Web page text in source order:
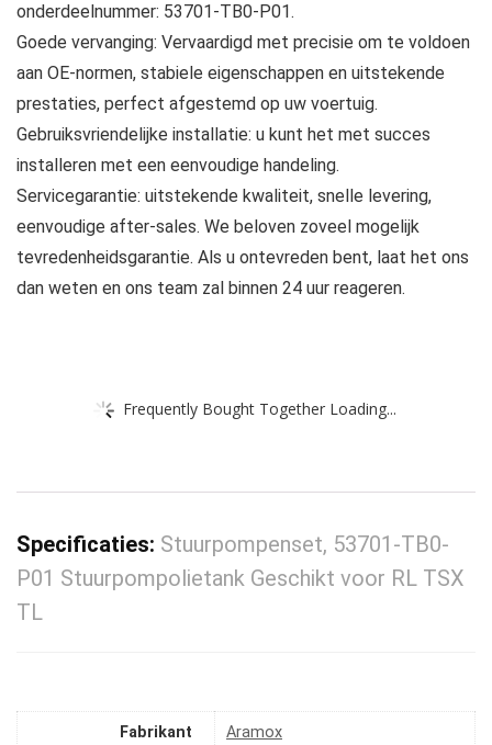
onderdeelnummer: 53701-TB0-P01.
Goede vervanging: Vervaardigd met precisie om te voldoen
aan OE-normen, stabiele eigenschappen en uitstekende
prestaties, perfect afgestemd op uw voertuig.
Gebruiksvriendelijke installatie: u kunt het met succes
installeren met een eenvoudige handeling.
Servicegarantie: uitstekende kwaliteit, snelle levering,
eenvoudige after-sales. We beloven zoveel mogelijk
tevredenheidsgarantie. Als u ontevreden bent, laat het ons
dan weten en ons team zal binnen 24 uur reageren.
Frequently Bought Together Loading...
Specificaties: Stuurpompenset, 53701-TB0-
P01 Stuurpompolietank Geschikt voor RL TSX
TL
Fabrikant ‎Aramox